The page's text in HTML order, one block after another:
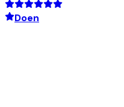
Doen